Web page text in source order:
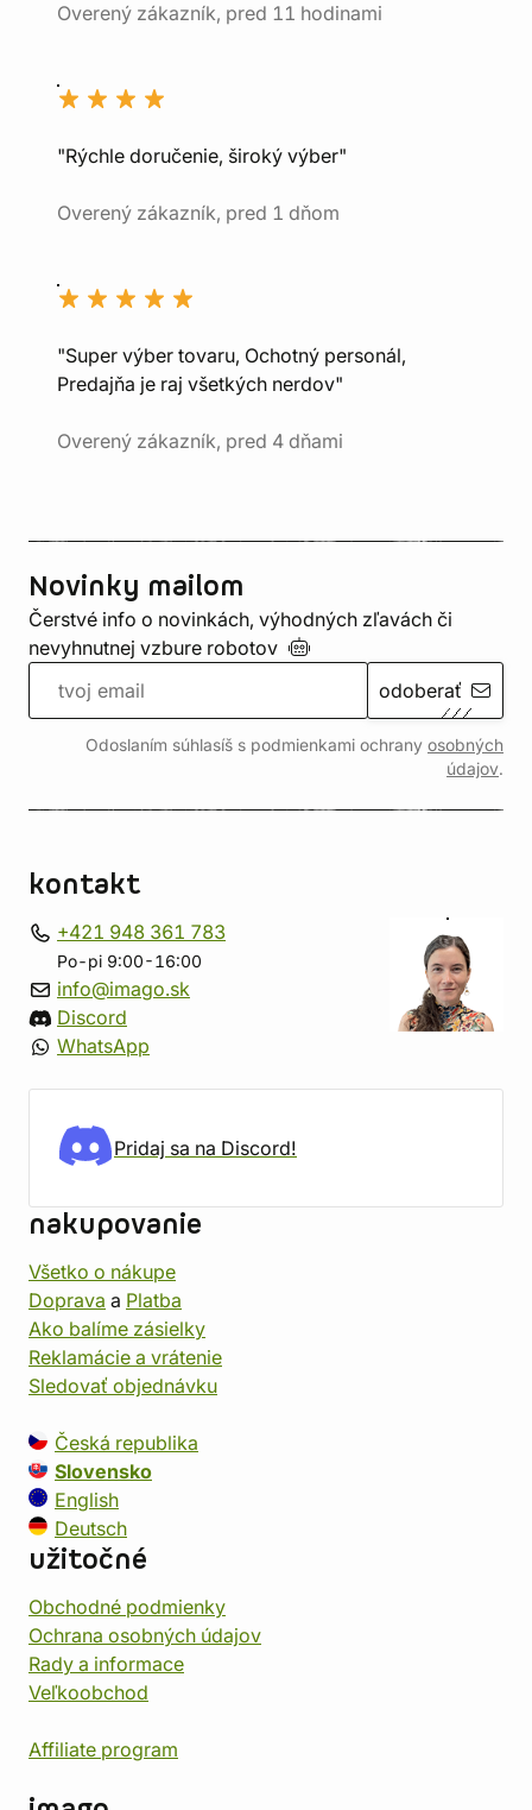
Overený zákazník, pred 11 hodinami
"Rýchle doručenie, široký výber"
Overený zákazník, pred 1 dňom
"Super výber tovaru, Ochotný personál,
Predajňa je raj všetkých nerdov"
Overený zákazník, pred 4 dňami
Novinky mailom
Čerstvé info o novinkách, výhodných zľavách či
nevyhnutnej vzbure robotov
odoberať
Odoslaním súhlasíš s podmienkami ochrany osobných
údajov.
kontakt
+421 948 361 783
Po-pi 9:00-16:00
info@imago.sk
Discord
WhatsApp
Pridaj sa na Discord!
nakupovanie
Všetko o nákupe
Doprava a Platba
Ako balíme zásielky
Reklamácie a vrátenie
Sledovať objednávku
Česká republika
Slovensko
English
Deutsch
užitočné
Obchodné podmienky
Ochrana osobných údajov
Rady a informace
Veľkoobchod
Affiliate program